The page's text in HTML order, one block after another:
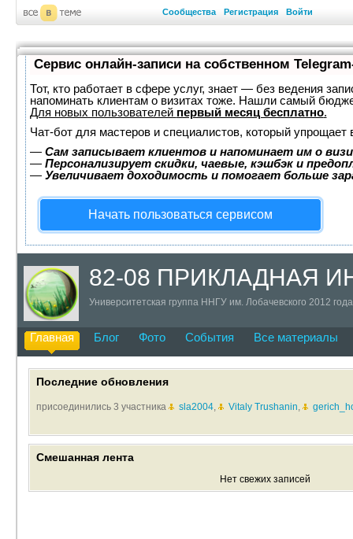
Сообщества Регистрация Войти
Сервис онлайн-записи на собственном
Тот, кто работает в сфере услуг, знает — без ведения
напоминать клиентам о визитах тоже. Нашли самый
Для новых пользователей первый месяц бесплатно.
Чат-бот для мастеров и специалистов, который упрощает
— Сам записывает клиентов и напоминает им о
— Персонализирует скидки, чаевые, кэшбэк и
— Увеличивает доходимость и помогает больше
Начать пользоваться сервисом
82-08 ПРИКЛАДНАЯ
Университетская группа ННГУ им. Лобачевского 2012
Главная Блог Фото События Все материалы
Последние обновления
присоединились 3 участника sla2004, Vitaly Trushanin,
Смешанная лента
Нет свежих записей